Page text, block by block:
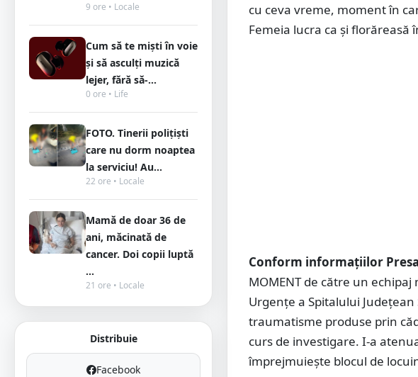
9 ore • Locale
Cum să te miști în voie
și să asculți muzică
lejer, fără să-...
0 ore • Life
FOTO. Tinerii polițiști
care nu dorm noaptea
la serviciu! Au...
22 ore • Locale
Mamă de doar 36 de
ani, măcinată de
cancer. Doi copii luptă
...
21 ore • Locale
Distribuie
Facebook
cu ceva vreme, moment în
Femeia lucra ca și florăreasă
Conform informațiilor
MOMENT de către un
Urgențe a Spitalului
traumatisme produse prin
curs de investigare. I-a
împrejmuiește blocul de